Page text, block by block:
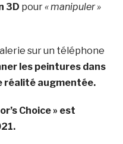
3D pour« manipuler »
sur un téléphone
les peintures dans
réalité augmentée.
Choice » est